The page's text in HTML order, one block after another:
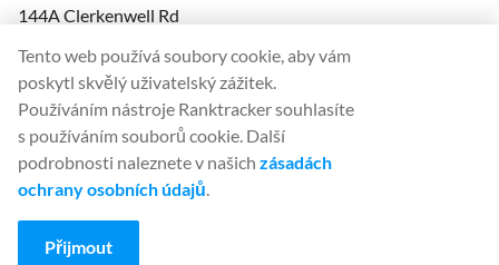
144A Clerkenwell Rd
Company No: 08820809
felix@ranktracker.com
2015 -2026© Ranktracker. All Rights Reserved.
Tento web používá soubory cookie, aby vám
poskytl skvělý uživatelský zážitek.
Používáním nástroje Ranktracker souhlasíte
s používáním souborů cookie. Další
podrobnosti naleznete v našich zásadách
ochrany osobních údajů.
Přijmout